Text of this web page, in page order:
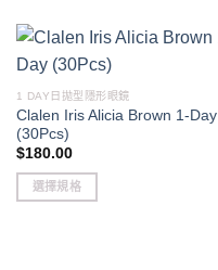
1 DAY日拋型隱形眼鏡
Clalen Iris Alicia Brown 1-Day
(30Pcs)
$180.00
選擇規格